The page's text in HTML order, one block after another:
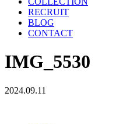
RECRUIT
BLOG
CONTACT
IMG_5530
2024.09.11